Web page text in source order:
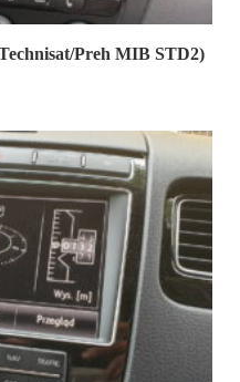
Preh MIB STD2)